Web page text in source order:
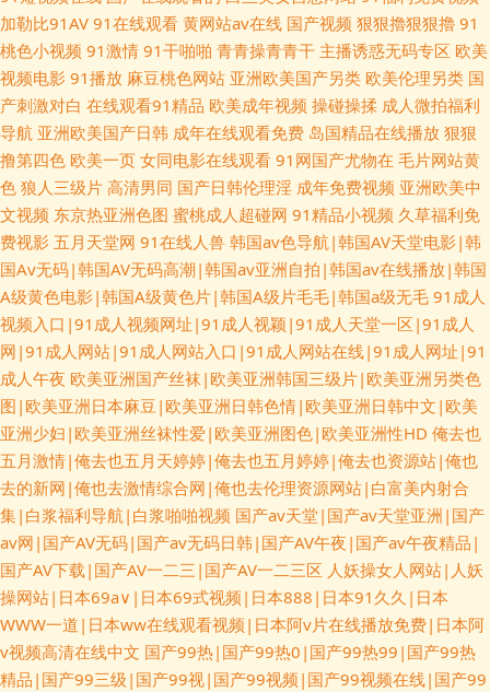
加勒比91AV 91在线观看 黄网站av在线 国产视频 狠狠擼狠狠擼 91
桃色小视频 91激情 91干啪啪 青青操青青干 主播诱惑无码专区 欧美
视频电影 91播放 麻豆桃色网站 亚洲欧美国产另类 欧美伦理另类 国
产刺激对白 在线观看91精品 欧美成年视频 操碰操揉 成人微拍福利
导航 亚洲欧美国产日韩 成年在线观看免费 岛国精品在线播放 狠狠
撸第四色 欧美一页 女同电影在线观看 91网国产尤物在 毛片网站黄
色 狼人三级片 高清男同 国产日韩伦理淫 成年免费视频 亚洲欧美中
文视频 东京热亚洲色图 蜜桃成人超碰网 91精品小视频 久草福利免
费视影 五月天堂网 91在线人兽 韩国av色导航|韩国AV天堂电影|韩
国Av无码|韩国AV无码高潮|韩国av亚洲自拍|韩国av在线播放|韩国
A级黄色电影|韩国A级黄色片|韩国A级片毛毛|韩国a级无毛 91成人
视频入口|91成人视频网址|91成人视颖|91成人天堂一区|91成人
网|91成人网站|91成人网站入口|91成人网站在线|91成人网址|91
成人午夜 欧美亚洲国产丝袜|欧美亚洲韩国三级片|欧美亚洲另类色
图|欧美亚洲日本麻豆|欧美亚洲日韩色情|欧美亚洲日韩中文|欧美
亚洲少妇|欧美亚洲丝袜性爱|欧美亚洲图色|欧美亚洲性HD 俺去也
五月激情|俺去也五月天婷婷|俺去也五月婷婷|俺去也资源站|俺也
去的新网|俺也去激情综合网|俺也去伦理资源网站|白富美内射合
集|白浆福利导航|白浆啪啪视频 国产av天堂|国产av天堂亚洲|国产
av网|国产AV无码|国产av无码日韩|国产AV午夜|国产av午夜精品|
国产AV下载|国产AV一二三|国产AV一二三区 人妖操女人网站|人妖
操网站|日本69a∨|日本69式视频|日本888|日本91久久|日本
WWW一道|日本ww在线观看视频|日本阿v片在线播放免费|日本阿
v视频高清在线中文 国产99热|国产99热0|国产99热99|国产99热
精品|国产99三级|国产99视|国产99视频|国产99视频在线|国产99